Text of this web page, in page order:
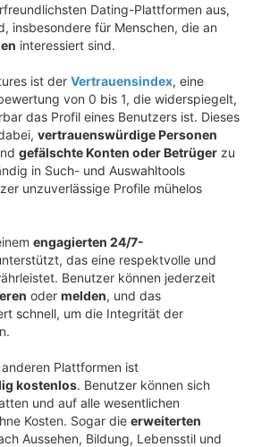
Dating-Plattformen aus,
insbesondere für Menschen, die an
interessiert sind.
ist der Vertrauensindex, eine
von 0 bis 1, die widerspiegelt,
das Profil eines Benutzers ist. Dieses
vertrauenswürdige Personen
gefälschte Konten oder Betrüger zu
in Such- und Auswahltools
unzuverlässige Profile mühelos
engagierten 24/7-
das eine respektvolle und
Benutzer können jederzeit
oder melden, und das
schnell, um die Integrität der
Plattformen ist
kostenlos. Benutzer können sich
und auf alle wesentlichen
Kosten. Sogar die erweiterten
Aussehen, Bildung, Lebensstil und